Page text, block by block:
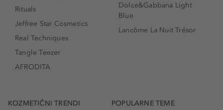
Rituals
Jeffree Star Cosmetics
Real Techniques
Tangle Teezer
AFRODITA
Dolce&Gabbana Light
Blue
Lancôme La Nuit Trésor
KOZMETIČNI TRENDI POPULARNE TEME